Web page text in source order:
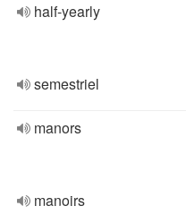
half-yearly
semestriel
manors
manoirs